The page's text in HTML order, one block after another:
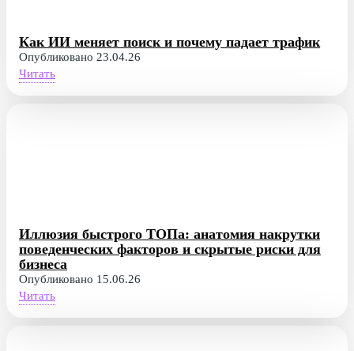
Как ИИ меняет поиск и почему падает трафик
Опубликовано 23.04.26
Читать
Иллюзия быстрого ТОПа: анатомия накрутки
поведенческих факторов и скрытые риски для
бизнеса
Опубликовано 15.06.26
Читать